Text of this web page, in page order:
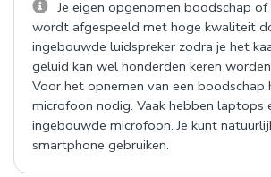
Je eigen opgenomen boodschap
wordt afgespeeld met hoge kwaliteit
ingebouwde luidspreker zodra je het
geluid kan wel honderden keren
Voor het opnemen van een boodschap
microfoon nodig. Vaak hebben laptops
ingebouwde microfoon. Je kunt
smartphone gebruiken.